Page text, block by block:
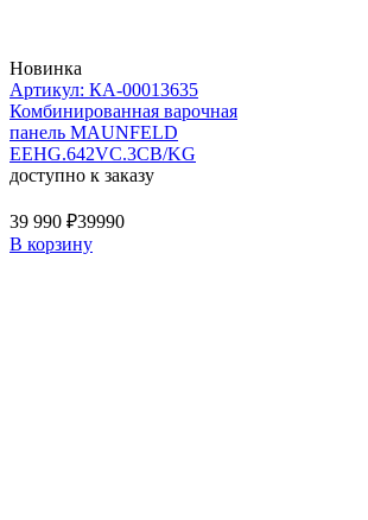
Новинка
Артикул: КА-00013635
Комбинированная варочная
панель MAUNFELD
EEHG.642VC.3CB/KG
доступно к заказу
39 990 ₽39990
В корзину